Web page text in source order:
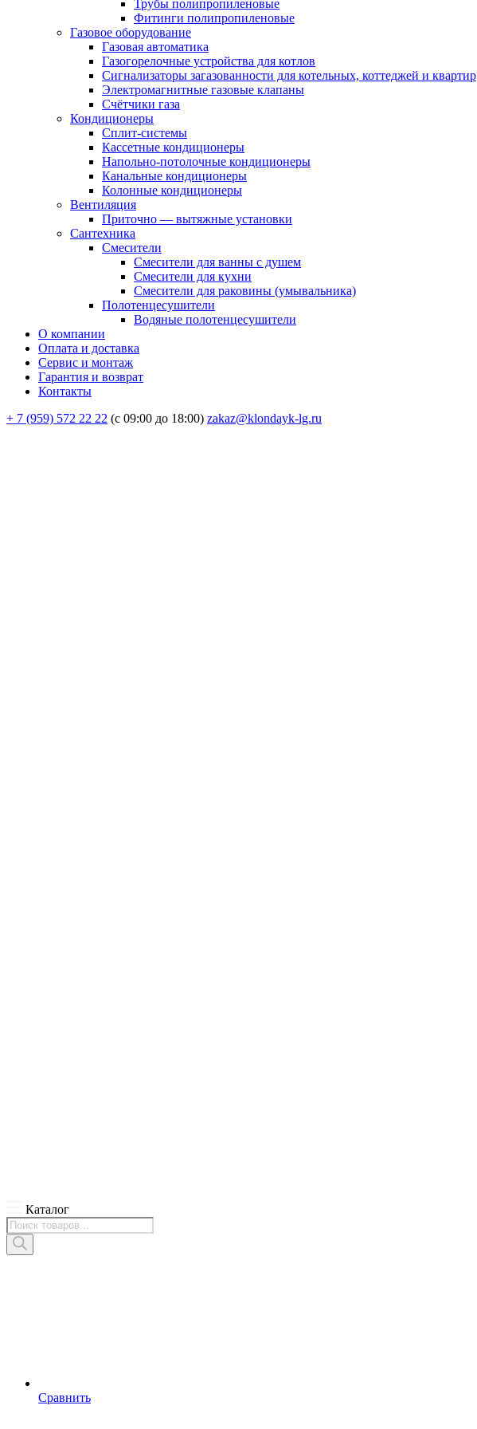
Трубы полипропиленовые
Фитинги полипропиленовые
Газовое оборудование
Газовая автоматика
Газогорелочные устройства для котлов
Сигнализаторы загазованности для котельных, коттеджей и квартир
Электромагнитные газовые клапаны
Счётчики газа
Кондиционеры
Сплит-системы
Кассетные кондиционеры
Напольно-потолочные кондиционеры
Канальные кондиционеры
Колонные кондиционеры
Вентиляция
Приточно — вытяжные установки
Сантехника
Смесители
Смесители для ванны с душем
Смесители для кухни
Смесители для раковины (умывальника)
Полотенцесушители
Водяные полотенцесушители
О компании
Оплата и доставка
Сервис и монтаж
Гарантия и возврат
Контакты
+ 7 (959) 572 22 22 (с 09:00 до 18:00) zakaz@klondayk-lg.ru
Каталог
Поиск
товаров
Сравнить